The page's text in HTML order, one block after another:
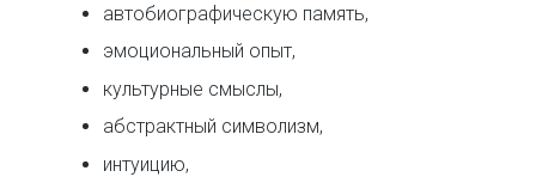
автобиографическую память,
эмоциональный опыт,
культурные смыслы,
абстрактный символизм,
интуицию,